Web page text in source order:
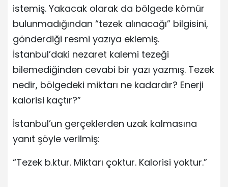
istemiş. Yakacak olarak da bölgede kömür
bulunmadığından “tezek alınacağı” bilgisini,
gönderdiği resmi yazıya eklemiş.
İstanbul’daki nezaret kalemi tezeği
bilemediğinden cevabi bir yazı yazmış. Tezek
nedir, bölgedeki miktarı ne kadardır? Enerji
kalorisi kaçtır?”
İstanbul’un gerçeklerden uzak kalmasına
yanıt şöyle verilmiş:
“Tezek b.ktur. Miktarı çoktur. Kalorisi yoktur.”